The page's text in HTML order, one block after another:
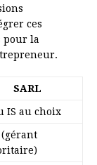
ces
pour la
SARL
IS au choix
(gérant